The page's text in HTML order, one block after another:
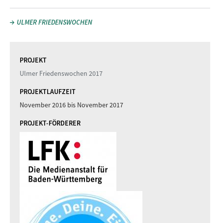
ULMER FRIEDENSWOCHEN
PROJEKT
Ulmer Friedenswochen 2017
PROJEKTLAUFZEIT
November 2016 bis November 2017
PROJEKT-FÖRDERER